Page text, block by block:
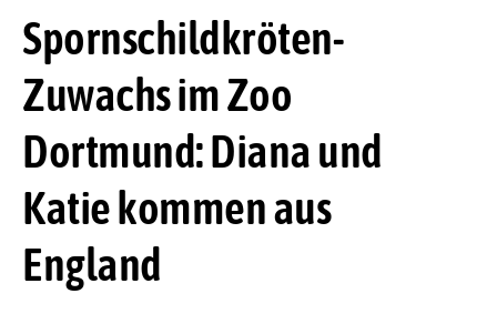
Spornschildkröten-
Zuwachs im Zoo
Dortmund: Diana und
Katie kommen aus
England